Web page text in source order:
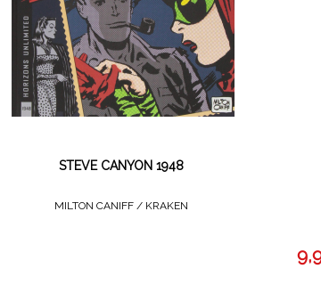
STEVE CANYON 1948
MILTON CANIFF / KRAKEN